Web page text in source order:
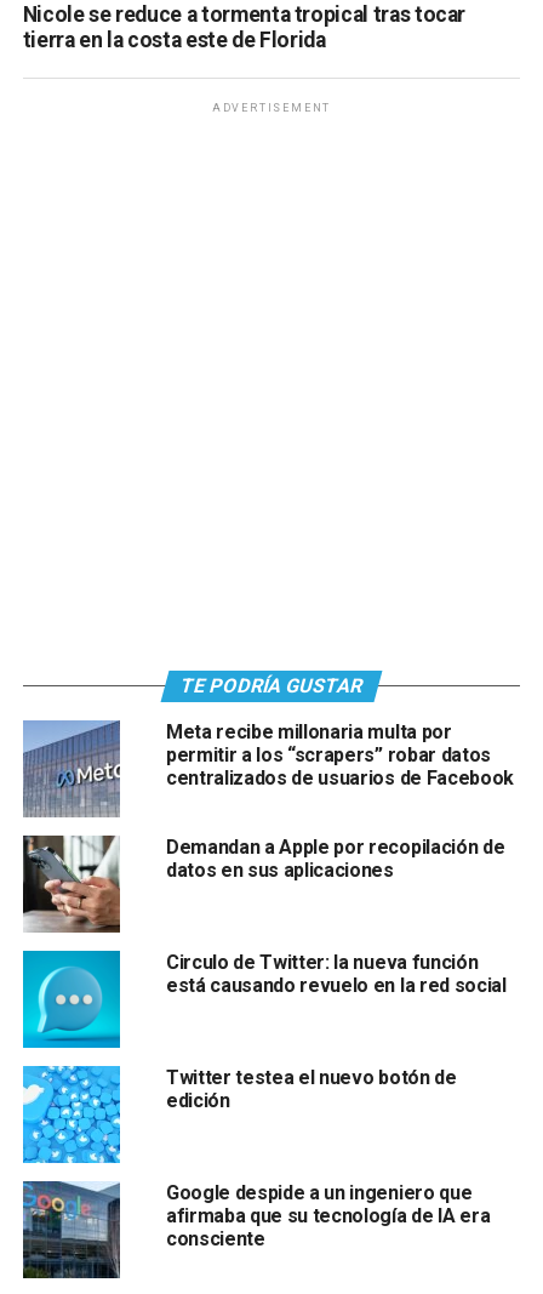
Nicole se reduce a tormenta tropical tras tocar
tierra en la costa este de Florida
ADVERTISEMENT
TE PODRÍA GUSTAR
Meta recibe millonaria multa por
permitir a los “scrapers” robar datos
centralizados de usuarios de Facebook
Demandan a Apple por recopilación de
datos en sus aplicaciones
Circulo de Twitter: la nueva función
está causando revuelo en la red social
Twitter testea el nuevo botón de
edición
Google despide a un ingeniero que
afirmaba que su tecnología de IA era
consciente